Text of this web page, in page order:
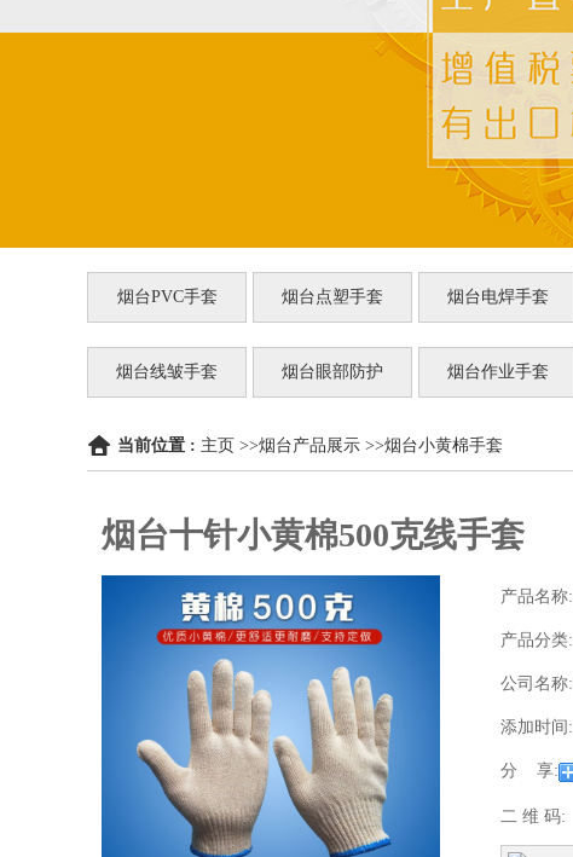
烟台PVC手套 烟台点塑手套 烟台电焊手套
烟台线皱手套 烟台眼部防护 烟台作业手套
当前位置 : 主页 >>烟台产品展示 >>烟台小黄棉手套
烟台十针小黄棉500克线手套
产品名称:
产品分类:
公司名称:
添加时间:
分 享:
二 维 码: